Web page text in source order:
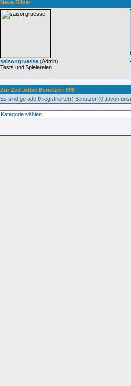
Neue Bilder
saisongruesse (Admin)
Tests und Spielereien
Zur Zeit aktive Benutzer: 890
Es sind gerade 0 registrierte(r) Benutzer (0 davon